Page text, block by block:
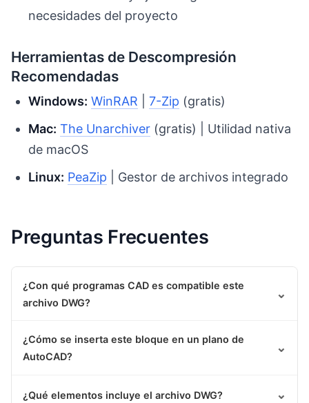
necesidades del proyecto
Herramientas de Descompresión
Recomendadas
Windows: WinRAR |7-Zip (gratis)
Mac: The Unarchiver (gratis) | Utilidad nativa
de macOS
Linux: PeaZip | Gestor de archivos integrado
Preguntas Frecuentes
¿Con qué programas CAD es compatible este
archivo DWG?
⌄
¿Cómo se inserta este bloque en un plano de
AutoCAD?
⌄
¿Qué elementos incluye el archivo DWG? ⌄